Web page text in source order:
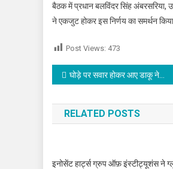
बैठक में प्रधान बलविंदर सिंह
ने एकजुट होकर इस निर्णय का समर्थन
Post Views: 473
Post navigation
घोड़े पर सवार होकर आए डाकू ने साइकिल सवार से लूटा गैस सिलेंडर
RELATED POSTS
इनोसेंट हार्ट्स ग्रुप ऑफ़ इंस्टीट्यूशंस ने